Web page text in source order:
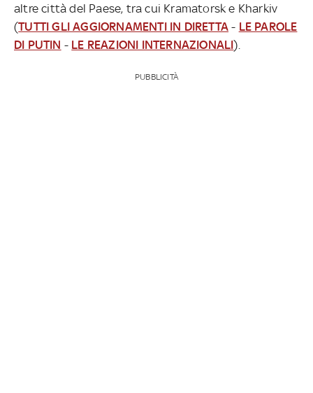
altre città del Paese, tra cui Kramatorsk e Kharkiv
(TUTTI GLI AGGIORNAMENTI IN DIRETTA - LE PAROLE
DI PUTIN - LE REAZIONI INTERNAZIONALI).
PUBBLICITÀ